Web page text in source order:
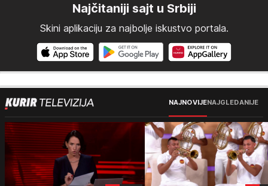
Najčitaniji sajt u Srbiji
Skini aplikaciju za najbolje iskustvo portala.
NAJNOVIJENAJGLEDANIJE